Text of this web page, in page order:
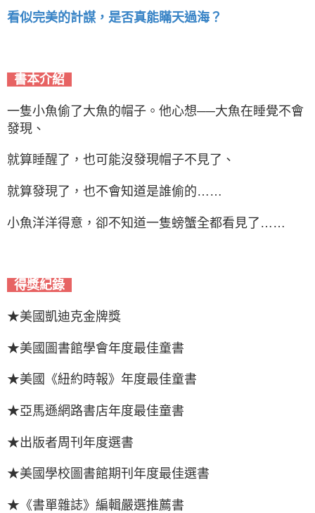
看似完美的計謀，是否真能瞞天過海？
書本介紹
一隻小魚偷了大魚的帽子。他心想──大魚在睡覺不會
發現、
就算睡醒了，也可能沒發現帽子不見了、
就算發現了，也不會知道是誰偷的……
小魚洋洋得意，卻不知道一隻螃蟹全都看見了……
得獎紀錄
★美國凱迪克金牌獎
★美國圖書館學會年度最佳童書
★美國《紐約時報》年度最佳童書
★亞馬遜網路書店年度最佳童書
★出版者周刊年度選書
★美國學校圖書館期刊年度最佳選書
★《書單雜誌》編輯嚴選推薦書